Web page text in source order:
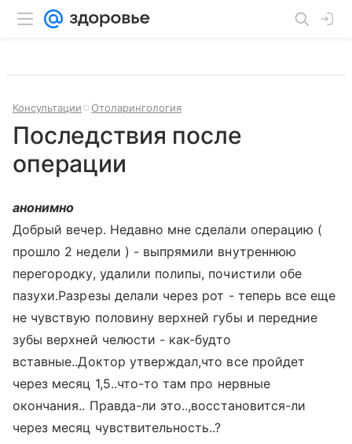
Консультации Отоларингология
Последствия после
операции
анонимно
Добрый вечер. Недавно мне сделали операцию (
прошло 2 недели ) - выпрямили внутреннюю
перегородку, удалили полипы, почистили обе
пазухи.Разрезы делали через рот - теперь все еще
не чувствую половину верхней губы и передние
зубы верхней челюсти - как-будто
вставные..Доктор утверждал,что все пройдет
через месяц 1,5..что-то там про нервные
окончания.. Правда-ли это..,восстановится-ли
через месяц чувствительность..?